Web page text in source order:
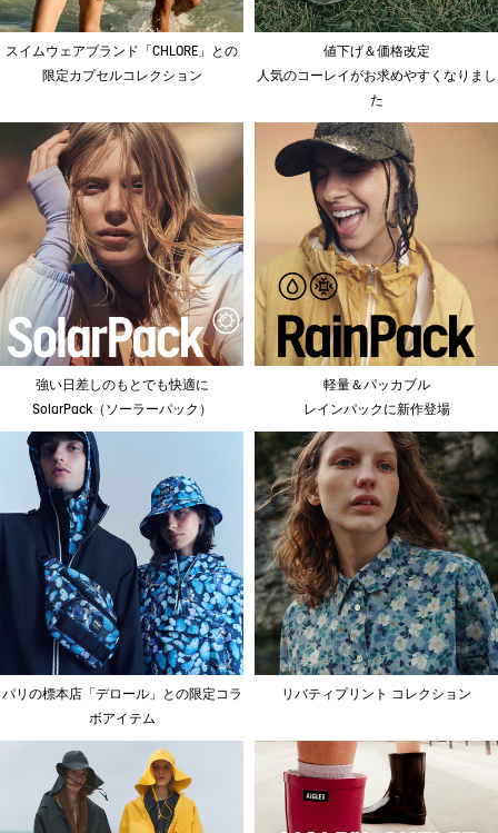
スイムウェアブランド「CHLORE」との
限定カプセルコレクション
値下げ＆価格改定
人気のコーレイがお求めやすくなりまし
た
強い日差しのもとでも快適に
SolarPack（ソーラーパック）
軽量＆パッカブル
レインパックに新作登場
パリの標本店「デロール」との限定コラ
ボアイテム
リバティプリント コレクション